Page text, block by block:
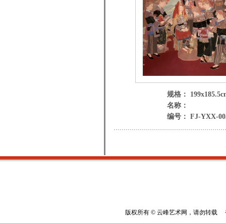
规格：
名称：
编号： FJ-YXX-
版权所有 © 云峰艺术网，请勿转载